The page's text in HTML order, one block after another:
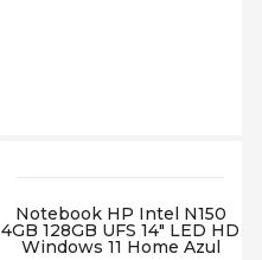
Notebook HP Intel N150
4GB 128GB UFS 14" LED HD
Windows 11 Home Azul